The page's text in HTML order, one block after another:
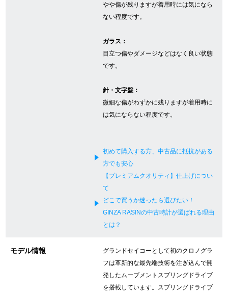
銀座本店
SNS・動画
For Overseas Customers
简体中文
やや傷が残りますが着用時には気になら
ない程度です。
ガラス：
目立つ傷やダメージなどはなく良い状態
です。
針・文字盤：
微細な傷がわずかに残りますが着用時に
は気にならない程度です。
初めて購入する方、中古品に抵抗がある
方でも安心
【プレミアムクオリティ】仕上げについ
て
どこで買うか迷ったら選びたい！
GINZA RASINの中古時計が選ばれる理由
とは？
モデル情報
グランドセイコーとして初のクロノグラ
フは革新的な最先端技術を注ぎ込んで開
発したムーブメントスプリングドライブ
を搭載しています。スプリングドライブ